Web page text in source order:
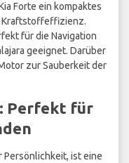
Forte ein kompaktes
Kraftstoffeffizienz.
für die Navigation
geeignet. Darüber
zur Sauberkeit der
Perfekt für
Persönlichkeit, ist eine